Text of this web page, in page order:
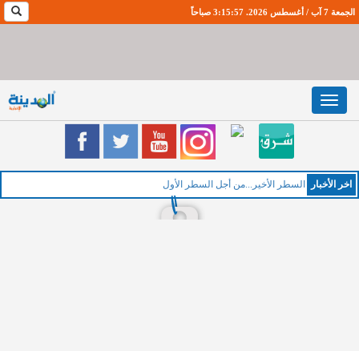
الجمعة 7 آب / أغسطس 2026. 3:15:58 صباحاً
Toggle
navigation
اخر اﻷخبار السطر الأخير...من أجل السطر الأول